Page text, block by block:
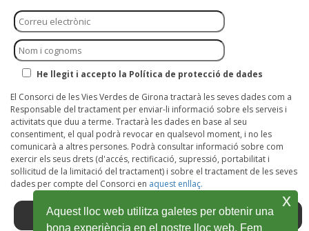
He llegit i accepto la Política de protecció de dades
El Consorci de les Vies Verdes de Girona tractarà les seves dades com a
Responsable del tractament per enviar-li informació sobre els serveis i
activitats que duu a terme. Tractarà les dades en base al seu
consentiment, el qual podrà revocar en qualsevol moment, i no les
comunicarà a altres persones. Podrà consultar informació sobre com
exercir els seus drets (d'accés, rectificació, supressió, portabilitat i
sol·licitud de la limitació del tractament) i sobre el tractament de les seves
dades per compte del Consorci en aquest enllaç.
Aquest lloc web utilitza galetes per obtenir una
bona experiència en el nostre lloc web. Fem
x